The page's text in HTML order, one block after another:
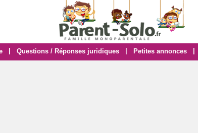
Questions / Réponses juridiques Petites annonces